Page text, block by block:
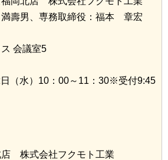
壽男、専務取締役：福本 章宏
会議室5
（水）10：00～11：30※受付9:45
店 株式会社フクモト工業